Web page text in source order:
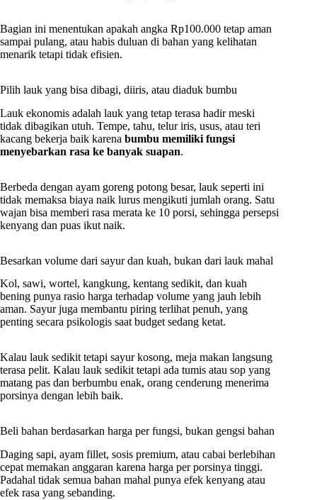
Bagian ini menentukan apakah angka Rp100.000 tetap aman
sampai pulang, atau habis duluan di bahan yang kelihatan
menarik tetapi tidak efisien.
Pilih lauk yang bisa dibagi, diiris, atau diaduk bumbu
Lauk ekonomis adalah lauk yang tetap terasa hadir meski
tidak dibagikan utuh. Tempe, tahu, telur iris, usus, atau teri
kacang bekerja baik karena bumbu memiliki fungsi
menyebarkan rasa ke banyak suapan.
Berbeda dengan ayam goreng potong besar, lauk seperti ini
tidak memaksa biaya naik lurus mengikuti jumlah orang. Satu
wajan bisa memberi rasa merata ke 10 porsi, sehingga persepsi
kenyang dan puas ikut naik.
Besarkan volume dari sayur dan kuah, bukan dari lauk mahal
Kol, sawi, wortel, kangkung, kentang sedikit, dan kuah
bening punya rasio harga terhadap volume yang jauh lebih
aman. Sayur juga membantu piring terlihat penuh, yang
penting secara psikologis saat budget sedang ketat.
Kalau lauk sedikit tetapi sayur kosong, meja makan langsung
terasa pelit. Kalau lauk sedikit tetapi ada tumis atau sop yang
matang pas dan berbumbu enak, orang cenderung menerima
porsinya dengan lebih baik.
Beli bahan berdasarkan harga per fungsi, bukan gengsi bahan
Daging sapi, ayam fillet, sosis premium, atau cabai berlebihan
cepat memakan anggaran karena harga per porsinya tinggi.
Padahal tidak semua bahan mahal punya efek kenyang atau
efek rasa yang sebanding.